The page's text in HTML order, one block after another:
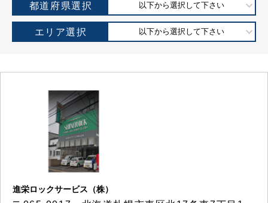
都道府県選択 以下から選択して下さい
エリア選択 以下から選択して下さい
進栄ロックサービス（株）